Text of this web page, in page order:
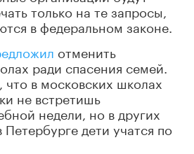
только на те запросы,
в федеральном законе.
отменить
ради спасения семей.
в московских школах
не встретишь
недели, но в других
дети учатся по